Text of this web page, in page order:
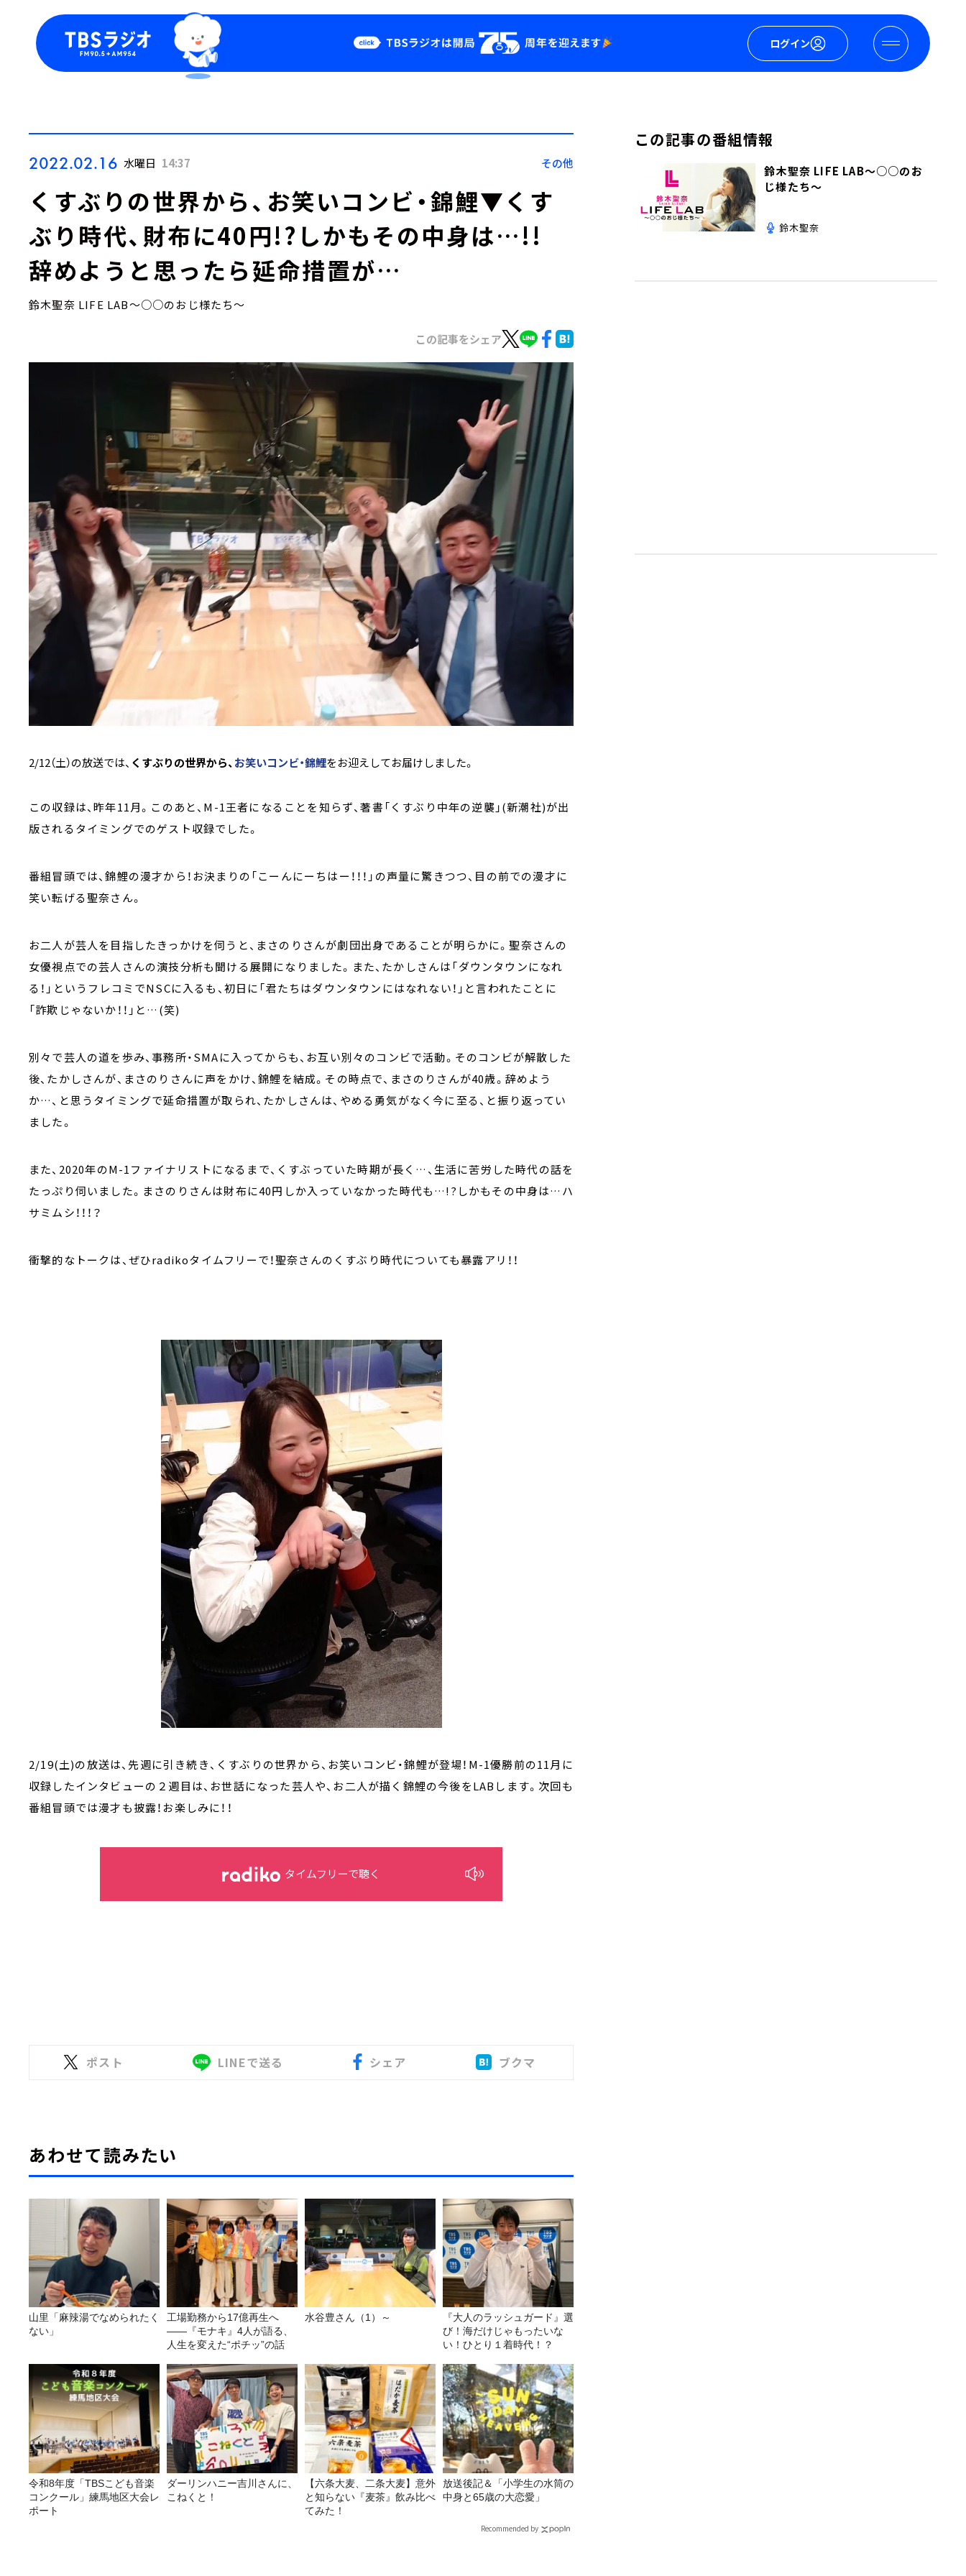
ログイン
Podcast
YouTube
2022.02.16 水曜日 14:37 その他
くすぶりの世界から、お笑いコンビ・錦鯉▼くす
ぶり時代、財布に40円!?しかもその中身は…!!
辞めようと思ったら延命措置が…
鈴木聖奈 LIFE LAB～○○のおじ様たち～
この記事をシェア
2/12（土）の放送では、 くすぶりの世界から、 お笑いコンビ・錦鯉をお迎えしてお届けしました。
この収録は、昨年11月。このあと、M-1王者になることを知らず、著書「くすぶり中年の逆襲」(新潮社)が出
版されるタイミングでのゲスト収録でした。
番組冒頭では、錦鯉の漫才から！お決まりの「こーんにーちはー！！！」の声量に驚きつつ、目の前での漫才に
笑い転げる聖奈さん。
お二人が芸人を目指したきっかけを伺うと、まさのりさんが劇団出身であることが明らかに。聖奈さんの
女優視点での芸人さんの演技分析も聞ける展開になりました。また、たかしさんは「ダウンタウンになれ
る！」というフレコミでNSCに入るも、初日に「君たちはダウンタウンにはなれない！」と言われたことに
「詐欺じゃないか！！」と…(笑)
別々で芸人の道を歩み、事務所・SMAに入ってからも、お互い別々のコンビで活動。そのコンビが解散した
後、たかしさんが、まさのりさんに声をかけ、錦鯉を結成。その時点で、まさのりさんが40歳。辞めよう
か…、と思うタイミングで延命措置が取られ、たかしさんは、やめる勇気がなく今に至る、と振り返ってい
ました。
また、2020年のM-1ファイナリストになるまで、くすぶっていた時期が長く…、生活に苦労した時代の話を
たっぷり伺いました。まさのりさんは財布に40円しか入っていなかった時代も…!?しかもその中身は…ハ
サミムシ！！！？
衝撃的なトークは、ぜひradikoタイムフリーで！聖奈さんのくすぶり時代についても暴露アリ！！
2/19(土)の放送は、先週に引き続き、くすぶりの世界から、お笑いコンビ・錦鯉が登場！M-1優勝前の11月に
収録したインタビューの２週目は、お世話になった芸人や、お二人が描く錦鯉の今後をLABします。次回も
番組冒頭では漫才も披露！お楽しみに！！
タイムフリーで聴く
ポスト LINEで送る シェア ブクマ
あわせて読みたい
山里「麻辣湯でなめられたく
ない」
工場勤務から17億再生へ
——『モナキ』4人が語る、
人生を変えた“ポチッ”の話
水谷豊さん（1）～
『大人のラッシュガード』選
び！海だけじゃもったいな
い！ひとり１着時代！？
令和8年度「TBSこども音楽
コンクール」練馬地区大会レ
ポート
ダーリンハニー吉川さんに、
こねくと！
【六条大麦、二条大麦】意外
と知らない『麦茶』飲み比べ
てみた！
放送後記＆「小学生の水筒の
中身と65歳の大恋愛」
Recommended by
この記事の番組情報
鈴木聖奈 LIFE LAB～○○のお
じ様たち～
鈴木聖奈